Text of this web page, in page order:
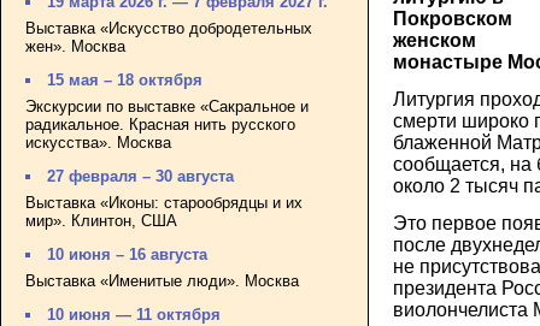
Выставка «Искусство добродетельных
жен». Москва
15 мая – 18 октября
Экскурсии по выставке «Сакральное и
радикальное. Красная нить русского
искусства». Москва
27 февраля – 30 августа
Выставка «Иконы: старообрядцы и их
мир». Клинтон, США
10 июня – 16 августа
Выставка «Именитые люди». Москва
10 июня — 11 октября
Покровском
женском
монастыре
Литургия
смерти широко
блаженной
сообщается, на
около 2 тысяч
Это первое
после
не
президента
виолончелиста